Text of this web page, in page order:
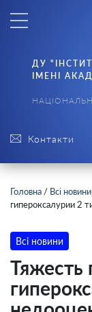
Контакти
ДУ
ІМЕНІ
Головна / Всі новини
гипероксалурии 2
Всі новини
Тяжесть